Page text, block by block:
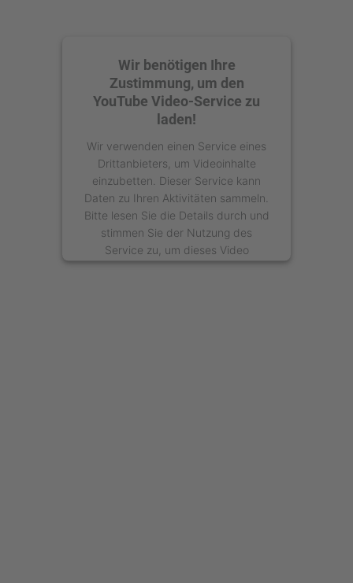
Wir benötigen Ihre
Zustimmung, um den
YouTube Video-Service zu
laden!
Wir verwenden einen Service eines
Drittanbieters, um Videoinhalte
einzubetten. Dieser Service kann
Daten zu Ihren Aktivitäten sammeln.
Bitte lesen Sie die Details durch und
stimmen Sie der Nutzung des
Service zu, um dieses Video
anzusehen.